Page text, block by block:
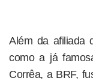
Além da afiliada
como a já
Corrêa, a BRF,